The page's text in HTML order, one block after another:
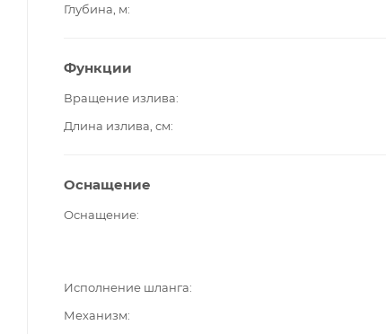
Глубина, м
Функции
Вращение излива
Длина излива, см
Оснащение
Оснащение
Исполнение шланга
Механизм